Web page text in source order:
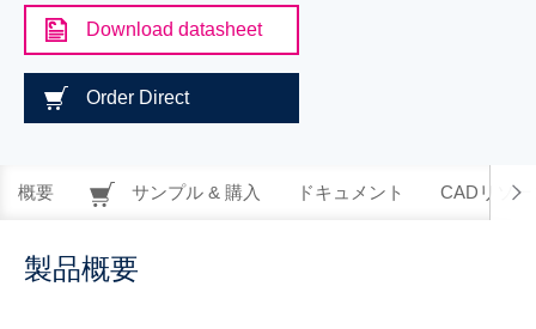
Download datasheet
Order Direct
概要 サンプル & 購入 ドキュメント CADリソー
製品概要